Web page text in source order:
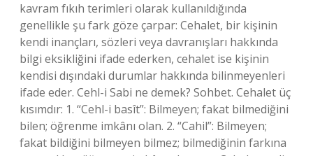
kavram fıkıh terimleri olarak kullanıldığında
genellikle şu fark göze çarpar: Cehalet, bir kişinin
kendi inançları, sözleri veya davranışları hakkında
bilgi eksikliğini ifade ederken, cehalet ise kişinin
kendisi dışındaki durumlar hakkında bilinmeyenleri
ifade eder. Cehl-i Sabi ne demek? Sohbet. Cehalet üç
kısımdır: 1. “Cehl-i basît”: Bilmeyen; fakat bilmediğini
bilen; öğrenme imkânı olan. 2. “Cahil”: Bilmeyen;
fakat bildiğini bilmeyen bilmez; bilmediğinin farkına